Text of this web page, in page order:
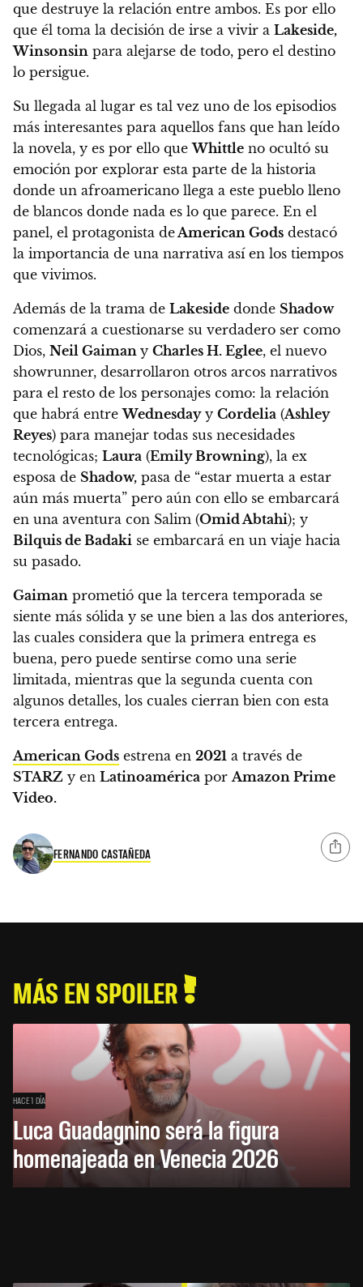
que destruye la relación entre ambos. Es por ello
que él toma la decisión de irse a vivir a Lakeside,
Winsonsin para alejarse de todo, pero el destino
lo persigue.
Su llegada al lugar es tal vez uno de los episodios
más interesantes para aquellos fans que han leído
la novela, y es por ello queWhittle no ocultó su
emoción por explorar esta parte de la historia
donde un afroamericano llega a este pueblo lleno
de blancos donde nada es lo que parece. En el
panel, el protagonista deAmerican Gods destacó
la importancia de una narrativa así en los tiempos
que vivimos.
Además de la trama de Lakeside donde Shadow
comenzará a cuestionarse su verdadero ser como
Dios, Neil Gaiman y Charles H. Eglee, el nuevo
showrunner, desarrollaron otros arcos narrativos
para el resto de los personajes como: la relación
que habrá entreWednesdayy Cordelia (Ashley
Reyes) para manejar todas sus necesidades
tecnológicas; Laura (Emily Browning), la ex
esposa de Shadow, pasa de “estar muerta a estar
aún más muerta” pero aún con ello se embarcará
en una aventura con Salim (Omid Abtahi); y
Bilquis de Badaki se embarcará en un viaje hacia
su pasado.
Gaiman prometió que la tercera temporada se
siente más sólida y se une bien a las dos anteriores,
las cuales considera que la primera entrega es
buena, pero puede sentirse como una serie
limitada, mientras que la segunda cuenta con
algunos detalles, los cuales cierran bien con esta
tercera entrega.
American Gods estrena en 2021 a través de
STARZ y en Latinoamérica porAmazon Prime
Video.
FERNANDO CASTAÑEDA
MÁS EN SPOILER
HACE 1 DÍA
Luca Guadagnino será la figura
homenajeada en Venecia 2026